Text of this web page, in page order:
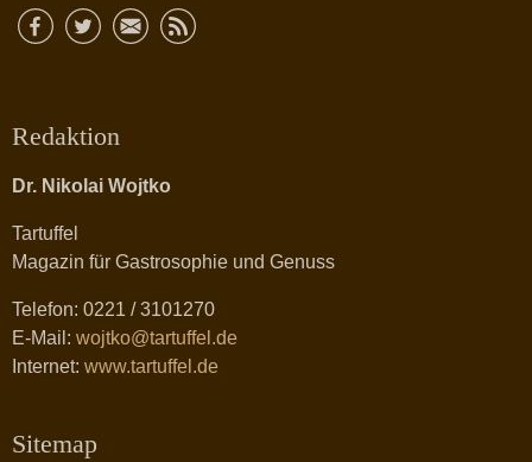
Redaktion
Dr. Nikolai Wojtko
Tartuffel
Magazin für Gastrosophie und Genuss
Telefon: 0221 / 3101270
E-Mail: wojtko@tartuffel.de
Internet: www.tartuffel.de
Sitemap